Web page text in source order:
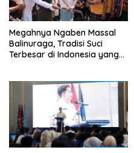
Megahnya Ngaben Massal
Balinuraga, Tradisi Suci
Terbesar di Indonesia yang